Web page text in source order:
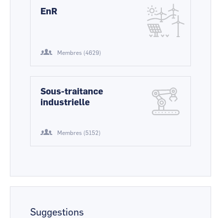
EnR
Membres (4629)
Sous-traitance
industrielle
Membres (5152)
Suggestions